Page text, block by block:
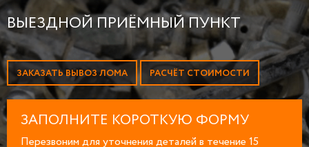
ВЫЕЗДНОЙ ПРИЁМНЫЙ ПУНКТ
ЗАКАЗАТЬ ВЫВОЗ ЛОМА РАСЧЁТ СТОИМОСТИ
ЗАПОЛНИТЕ КОРОТКУЮ ФОРМУ
Перезвоним для уточнения деталей в течение 15